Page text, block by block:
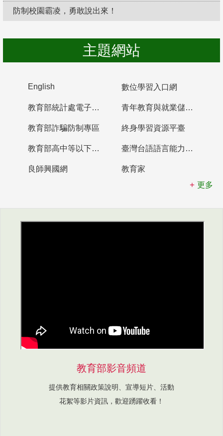
防制校園霸凌，勇敢說出來！
主題網站
English 數位學習入口網
教育部統計處電子書櫃 青年教育與就業儲蓄帳戶
教育部詐騙防制專區 終身學習資源平臺
教育部高中等以下學校及幼兒園教師資格檢定考試 臺灣台語語言能力認證網站
良師興國網
教育家
更多
教育部影音頻道
提供教育相關政策說明、宣導短片、活動
花絮等影片資訊，歡迎踴躍收看！